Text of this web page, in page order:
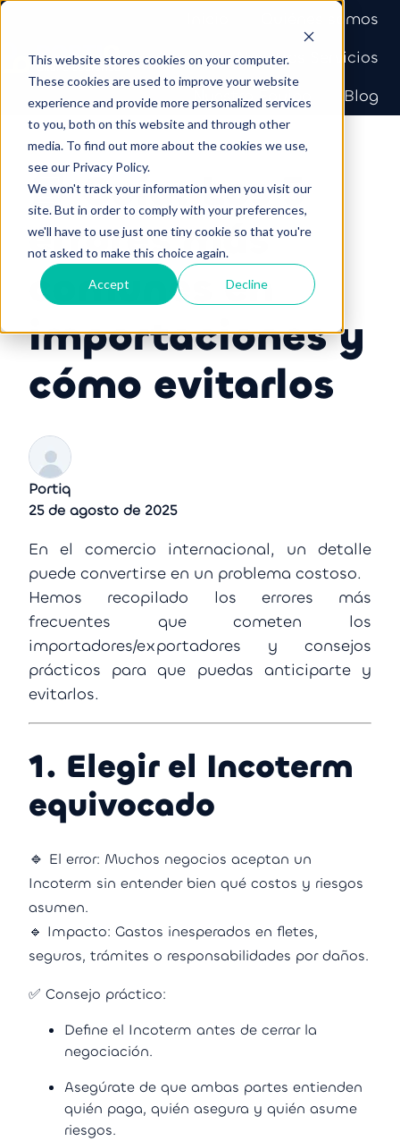
This website stores cookies on your computer.
These cookies are used to improve your website
experience and provide more personalized services
to you, both on this website and through other
media. To find out more about the cookies we use,
see our Privacy Policy.
We won't track your information when you visit our
site. But in order to comply with your preferences,
we'll have to use just one tiny cookie so that you're
not asked to make this choice again.
Accept Decline
i
Quiénes somos
Nuestros Servicios
Nuestro Equipo
Blog
📘 Guía: Los 5
errores más
comunes en
importaciones y
cómo evitarlos
Portiq
25 de agosto de 2025
En el comercio internacional, un detalle
puede convertirse en un problema costoso.
Hemos recopilado los errores más
frecuentes que cometen los
importadores/exportadores y consejos
prácticos para que puedas anticiparte y
evitarlos.
1. Elegir el Incoterm
equivocado
🔹 El error: Muchos negocios aceptan un
Incoterm sin entender bien qué costos y riesgos
asumen.
🔹 Impacto: Gastos inesperados en fletes,
seguros, trámites o responsabilidades por daños.
✅ Consejo práctico:
Define el Incoterm antes de cerrar la
negociación.
Asegúrate de que ambas partes entienden
quién paga, quién asegura y quién asume
riesgos.